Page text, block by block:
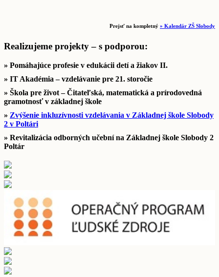
Prejsť na kompletný » Kalendár ZŠ Slobody
Realizujeme projekty – s podporou:
» Pomáhajúce profesie v edukácii detí a žiakov II.
» IT Akadémia – vzdelávanie pre 21. storočie
» Škola pre život – Čitateľská, matematická a prírodovedná
gramotnosť v základnej škole
» Zvýšenie inkluzívnosti vzdelávania v Základnej škole Slobody
2 v Poltári
» Revitalizácia odborných učební na Základnej škole Slobody 2
Poltár